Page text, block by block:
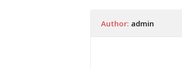
Author: admin